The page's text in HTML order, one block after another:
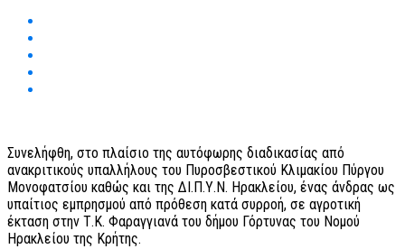
Συνελήφθη, στο πλαίσιο της αυτόφωρης διαδικασίας από
ανακριτικούς υπαλλήλους του Πυροσβεστικού Κλιμακίου Πύργου
Μονοφατσίου καθώς και της ΔΙ.Π.Υ.Ν. Ηρακλείου, ένας άνδρας ως
υπαίτιος εμπρησμού από πρόθεση κατά συρροή, σε αγροτική
έκταση στην Τ.Κ. Φαραγγιανά του δήμου Γόρτυνας του Νομού
Ηρακλείου της Κρήτης.